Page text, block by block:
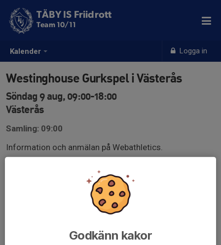
Kalender Logga in
TÄBY IS Friidrott
Team 10/11
Westinghouse Gurkspel i Västerås
Söndag 9 aug, 09:00-18:00
Västerås
Samling: 09:00
Information och anmälan på Webathletics.
Godkänn kakor